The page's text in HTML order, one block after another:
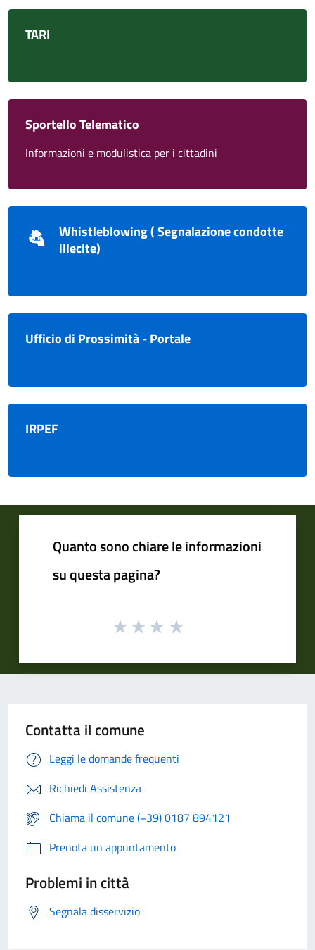
TARI
Sportello Telematico
Informazioni e modulistica per i cittadini
Whistleblowing ( Segnalazione condotte
illecite)
Ufficio di Prossimità - Portale
IRPEF
Quanto sono chiare le informazioni
su questa pagina?
Contatta il comune
Leggi le domande frequenti
Richiedi Assistenza
Chiama il comune (+39) 0187 894121
Prenota un appuntamento
Problemi in città
Segnala disservizio